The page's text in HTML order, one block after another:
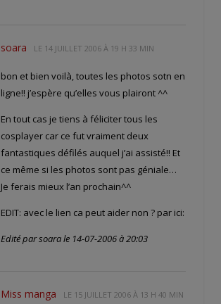
soara LE 14 JUILLET 2006 À 19 H 33 MIN
bon et bien voilà, toutes les photos sotn en
ligne!! j’espère qu’elles vous plairont ^^
En tout cas je tiens à féliciter tous les
cosplayer car ce fut vraiment deux
fantastiques défilés auquel j’ai assisté!! Et
ce même si les photos sont pas géniale…
Je ferais mieux l’an prochain^^
EDIT: avec le lien ca peut aider non ? par ici:
Edité par soara le 14-07-2006 à 20:03
Miss manga LE 15 JUILLET 2006 À 13 H 40 MIN